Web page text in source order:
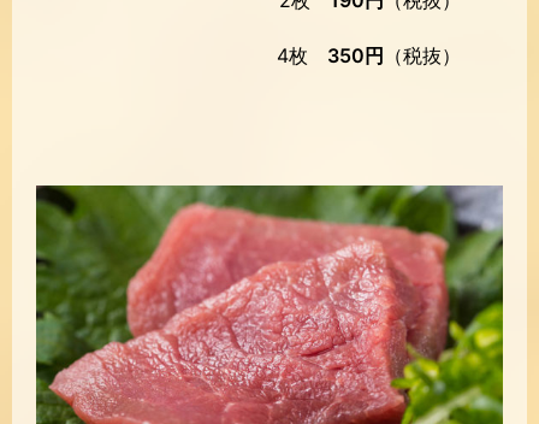
4枚 350円 （税抜）